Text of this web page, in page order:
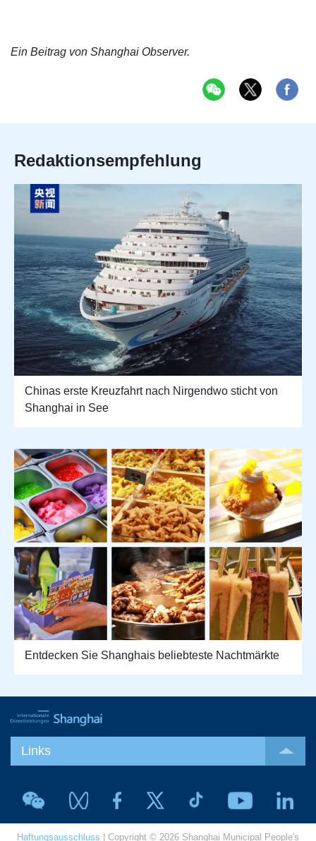
Ein Beitrag von Shanghai Observer.
Redaktionsempfehlung
Chinas erste Kreuzfahrt nach Nirgendwo sticht von
Shanghai in See
Entdecken Sie Shanghais beliebteste Nachtmärkte
Links
Haftungsausschluss | Copyright © 2026 Shanghai Municipal People's